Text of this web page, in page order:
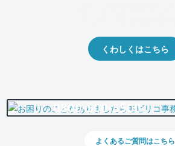
くわしくはこちら
0800-500-5500
よくあるご質問はこちら